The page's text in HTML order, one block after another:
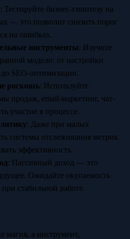
: Тестируйте бизнес-гипотезу на
— это позволит снизить порог
на ошибках.
инструменты: Изучите
модели: от настройки
SEO-оптимизации.
роскошь: Используйте
продаж, email-маркетинг, чат-
участие в процессе.
: Даже при малых
системы отслеживания метрик
эффективность.
: Пассивный доход — это
Ожидайте окупаемость
стабильной работе.
а инструмент,